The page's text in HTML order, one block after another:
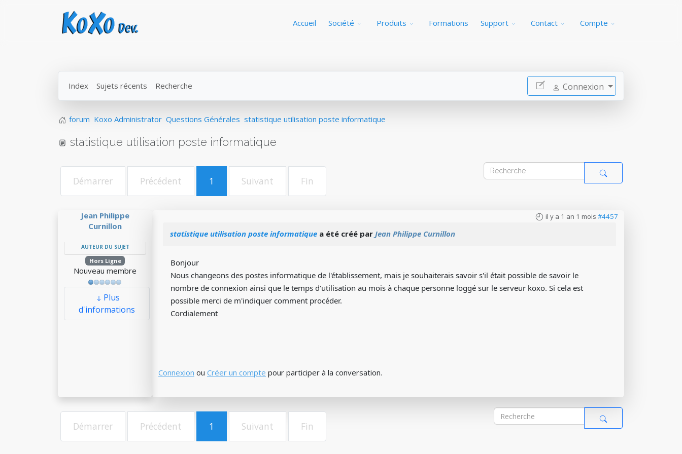
Accueil Société Produits Formations Support Contact Compte
Index Sujets récents Recherche Connexion
forum Koxo Administrator Questions Générales statistique utilisation poste informatique
statistique utilisation poste informatique
Démarrer Précédent 1 Suivant Fin
Jean Philippe
Curnillon
AUTEUR DU SUJET
Hors Ligne
Nouveau membre
Plus
d'informations
il y a 1 an 1 mois #4457
statistique utilisation poste informatique a été créé par Jean Philippe Curnillon
Bonjour
Nous changeons des postes informatique de l'établissement, mais je souhaiterais savoir s'il était possible de savoir le
nombre de connexion ainsi que le temps d'utilisation au mois à chaque personne loggé sur le serveur koxo. Si cela est
possible merci de m'indiquer comment procéder.
Cordialement
Connexion ou Créer un compte pour participer à la conversation.
Démarrer Précédent 1 Suivant Fin